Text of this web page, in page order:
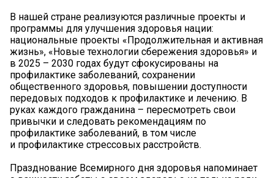
В нашей стране реализуются различные проекты и
программы для улучшения здоровья нации:
национальные проекты «Продолжительная и активная
жизнь», «Новые технологии сбережения здоровья» и
в 2025 – 2030 годах будут сфокусированы на
профилактике заболеваний, сохранении
общественного здоровья, повышении доступности
передовых подходов к профилактике и лечению. В
руках каждого гражданина – пересмотреть свои
привычки и следовать рекомендациям по
профилактике заболеваний, в том числе
и профилактике стрессовых расстройств.
Празднование Всемирного дня здоровья напоминает